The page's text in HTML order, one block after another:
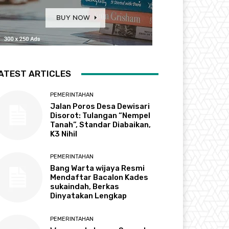
ARTICLES
PEMERINTAHAN
Jalan Poros Desa Dewisari
Disorot: Tulangan “Nempel
Tanah”, Standar Diabaikan,
K3 Nihil
PEMERINTAHAN
Bang Warta wijaya Resmi
Mendaftar Bacalon Kades
sukaindah, Berkas
Dinyatakan Lengkap
PEMERINTAHAN